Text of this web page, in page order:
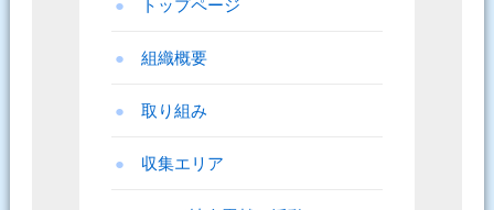
トップページ
組織概要
取り組み
収集エリア